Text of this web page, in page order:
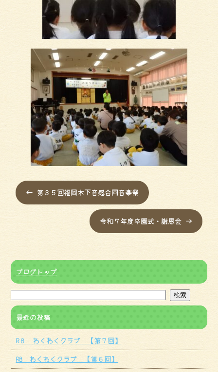
← 第３５回福岡木下音感合同音楽祭
令和７年度卒園式・謝恩会 →
ブログトップ
最近の投稿
R８ わくわくクラブ 【第７回】
R8 わくわくクラブ 【第６回】